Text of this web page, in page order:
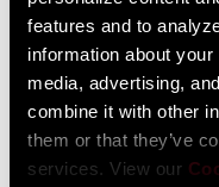
features and to
information about
media, advertising,
combine it with other
them or that they’ve
services. View our